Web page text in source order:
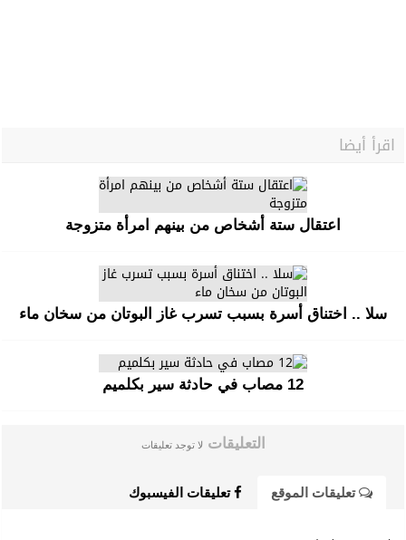
اقرأ أيضا
اعتقال ستة أشخاص من بينهم امرأة متزوجة
سلا .. اختناق أسرة بسبب تسرب غاز البوتان من سخان ماء
12 مصاب في حادثة سير بكلميم
التعليقات لا توجد تعليقات
تعليقات الموقع تعليقات الفيسبوك